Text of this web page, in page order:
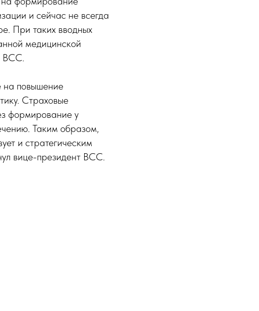
и сейчас не всегда
При таких вводных
медицинской
ВСС.
на повышение
Страховые
формирование у
Таким образом,
и стратегическим
вице-президент ВСС.